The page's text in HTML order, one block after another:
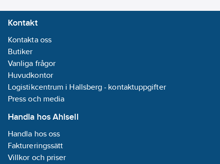
Kontakt
Kontakta oss
Butiker
Vanliga frågor
Huvudkontor
Logistikcentrum i Hallsberg - kontaktuppgifter
Press och media
Handla hos Ahlsell
Handla hos oss
Faktureringssätt
Villkor och priser